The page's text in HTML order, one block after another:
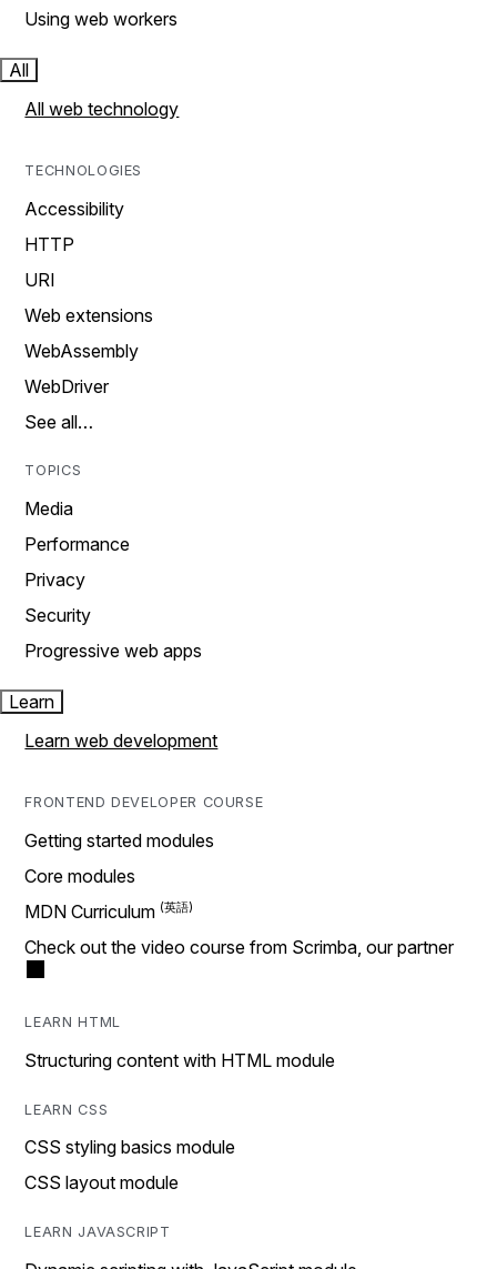
Using web workers
All
All web technology
TECHNOLOGIES
Accessibility
HTTP
URI
Web extensions
WebAssembly
WebDriver
See all…
TOPICS
Media
Performance
Privacy
Security
Progressive web apps
Learn
Learn web development
FRONTEND DEVELOPER COURSE
Getting started modules
Core modules
MDN Curriculum
Check out the video course from Scrimba, our partner
LEARN HTML
Structuring content with HTML module
LEARN CSS
CSS styling basics module
CSS layout module
LEARN JAVASCRIPT